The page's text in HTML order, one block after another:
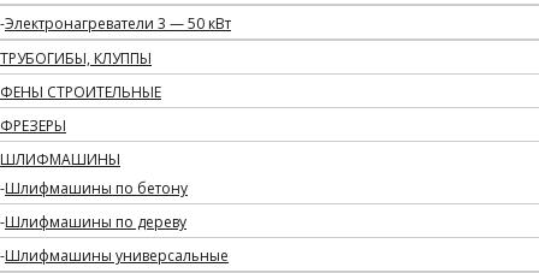
Электронагреватели 3 — 50 кВт
ТРУБОГИБЫ, КЛУППЫ
ФЕНЫ СТРОИТЕЛЬНЫЕ
ФРЕЗЕРЫ
ШЛИФМАШИНЫ
Шлифмашины по бетону
Шлифмашины по дереву
Шлифмашины универсальные